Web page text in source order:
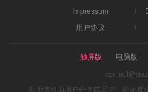
Impressum
用户协议
触屏版 电脑版
页面信息由用户分享或品牌、商家